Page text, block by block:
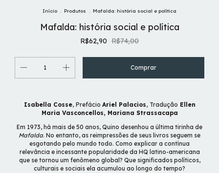
Início . Produtos . Mafalda: história social e política
Mafalda: história social e política
R$62,90 R$74,00
Isabella Cosse, Prefácio Ariel Palacios, Tradução Ellen
Maria Vasconcellos, Mariana Strassacapa
Em 1973, há mais de 50 anos, Quino desenhou a última tirinha de
Mafalda. No entanto, as reimpressões de seus livros seguem se
esgotando pelo mundo todo. Como explicar a contínua
relevância e incessante popularidade da HQ latino-americana
que se tornou um fenômeno global? Que significados políticos,
culturais e sociais ela acumulou ao longo do tempo?